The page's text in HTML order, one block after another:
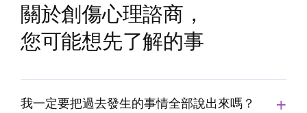
關於創傷心理諮商，
您可能想先了解的事
我一定要把過去發生的事情全部說出來嗎？